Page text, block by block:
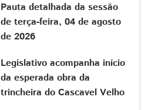
Pauta detalhada da sessão
de terça-feira, 04 de agosto
de 2026
Legislativo acompanha início
da esperada obra da
trincheira do Cascavel Velho